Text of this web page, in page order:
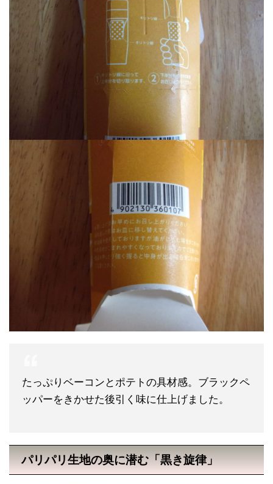
たっぷりベーコンとポテトの具材感。ブラックペ
ッパーをきかせた後引く味に仕上げました。
パリパリ生地の奥に潜む「黒き旋律」